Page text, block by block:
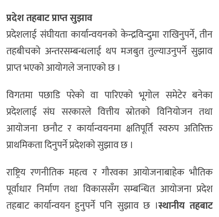
प्रदेश तहबाट प्राप्त सुझाव
प्रदेशलाई संघीयता कार्यान्वयनको केन्द्रविन्दुमा राखिनुपर्ने, तीन
तहबीचको अन्तरसम्बन्धलाई थप मजबुत तुल्याउनुपर्ने सुझाव
प्राप्त भएको आयोगले जनाएको छ ।
विगतमा पछाडि परेको वा पारिएको भूगोल समेटेर बनेका
प्रदेशलाई संघ सरकारले वित्तीय स्रोतको विनियोजन तथा
आयोजना छनौट र कार्यान्वयनमा क्षतिपूर्ति स्वरुप अतिरिक्त
प्राथमिकता दिनुपर्ने प्रदेशको सुझाव छ ।
राष्ट्रिय रणनीतिक महत्व र गौरवका आयोजनाबाहेक भौतिक
पूर्वाधार निर्माण तथा विकाससँग सम्बन्धित आयोजना प्रदेश
तहबाट कार्यान्वयन हुनुपर्ने पनि सुझाव छ ।स्थानीय तहबाट